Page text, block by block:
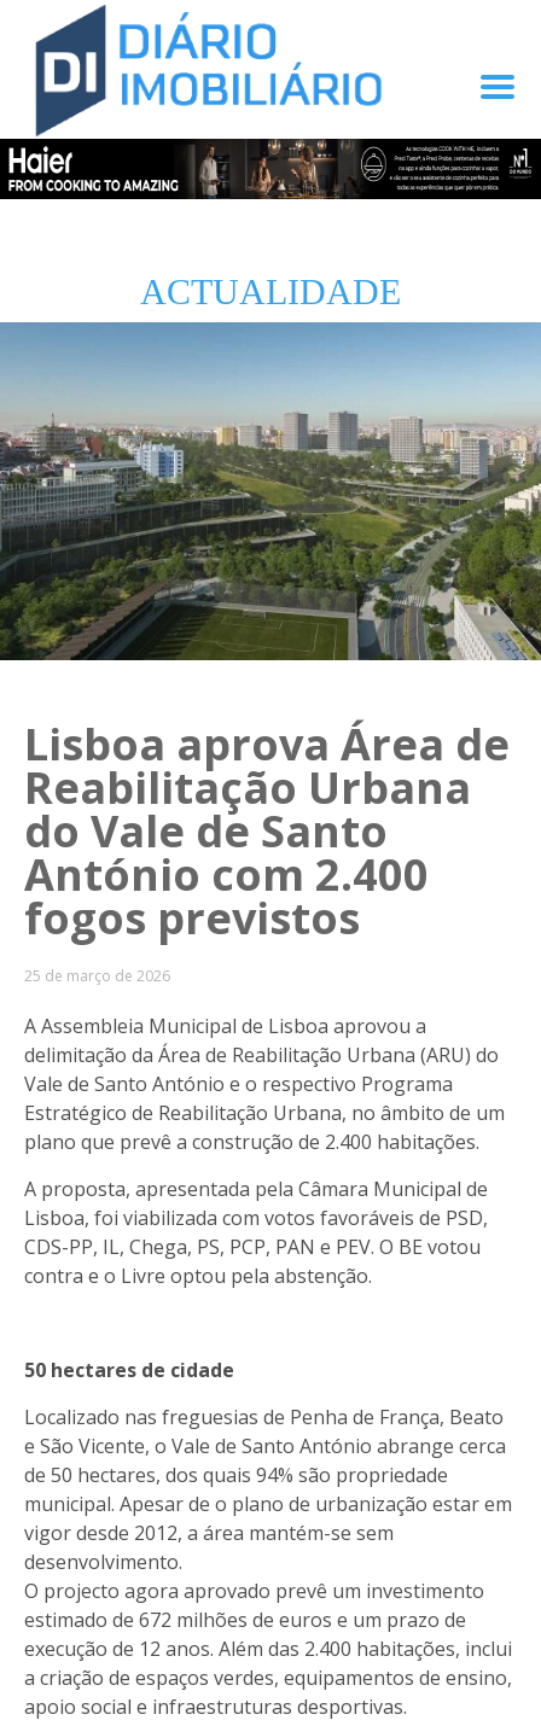
ACTUALIDADE
Lisboa aprova Área de
Reabilitação Urbana
do Vale de Santo
António com 2.400
fogos previstos
25 de março de 2026
A Assembleia Municipal de Lisboa aprovou a
delimitação da Área de Reabilitação Urbana (ARU) do
Vale de Santo António e o respectivo Programa
Estratégico de Reabilitação Urbana, no âmbito de um
plano que prevê a construção de 2.400 habitações.
A proposta, apresentada pela Câmara Municipal de
Lisboa, foi viabilizada com votos favoráveis de PSD,
CDS-PP, IL, Chega, PS, PCP, PAN e PEV. O BE votou
contra e o Livre optou pela abstenção.
50 hectares de cidade
Localizado nas freguesias de Penha de França, Beato
e São Vicente, o Vale de Santo António abrange cerca
de 50 hectares, dos quais 94% são propriedade
municipal. Apesar de o plano de urbanização estar em
vigor desde 2012, a área mantém-se sem
desenvolvimento.
O projecto agora aprovado prevê um investimento
estimado de 672 milhões de euros e um prazo de
execução de 12 anos. Além das 2.400 habitações, inclui
a criação de espaços verdes, equipamentos de ensino,
apoio social e infraestruturas desportivas.